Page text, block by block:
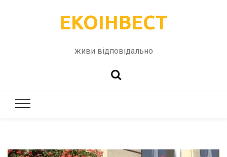
ЕКОІНВЕСТ
живи відповідально